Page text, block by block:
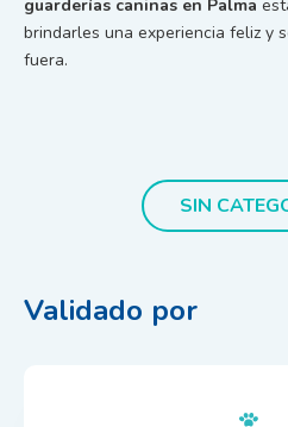
guarderías caninas en Palma
brindarles una experiencia feliz y
fuera.
SIN
Validado por